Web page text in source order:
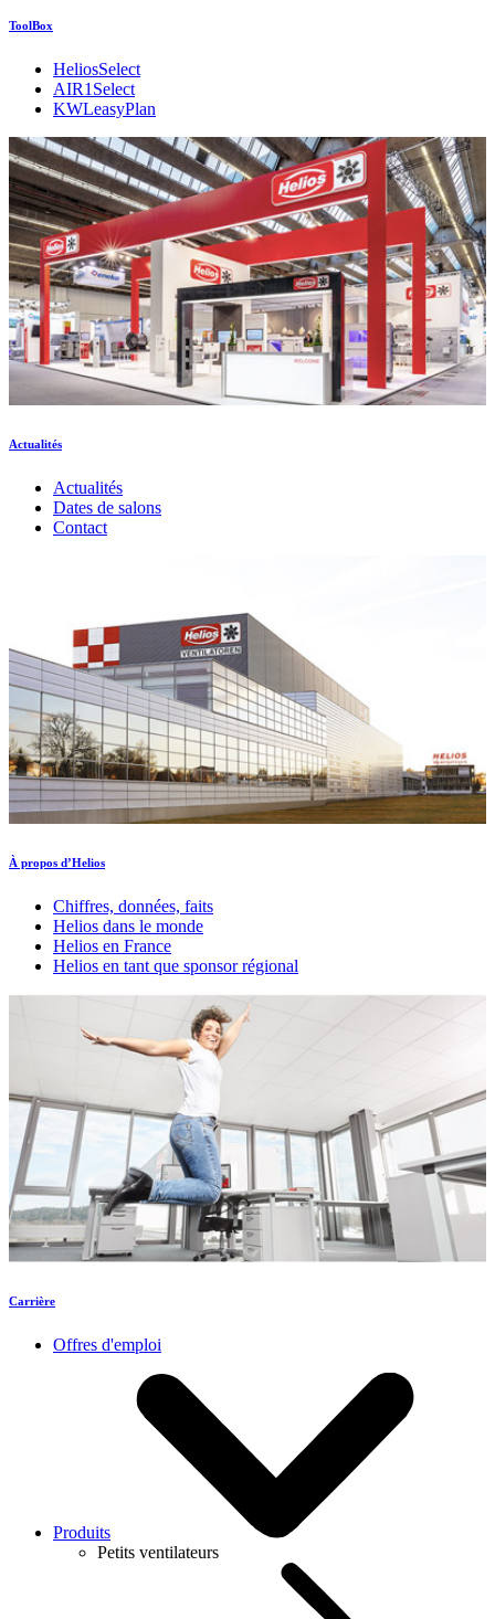
ToolBox
HeliosSelect
AIR1Select
KWLeasyPlan
Actualités
Actualités
Dates de salons
Contact
À propos d’Helios
Chiffres, données, faits
Helios dans le monde
Helios en France
Helios en tant que sponsor régional
Carrière
Offres d'emploi
Produits
Petits ventilateurs